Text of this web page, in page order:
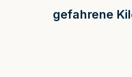
gefahrene